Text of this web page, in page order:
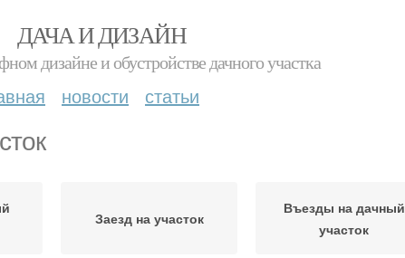
ДАЧА И ДИЗАЙН
дизайне и обустройстве дачного участка
новости статьи
Заезд на участок
Въезды на дачный
участок